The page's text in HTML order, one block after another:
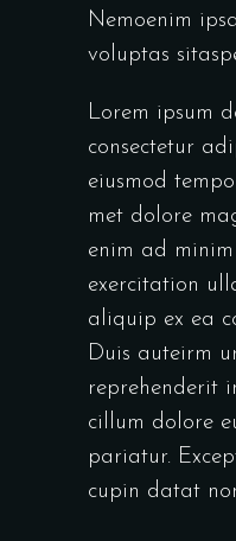
Nemoenim
voluptas
Lorem ipsum
consectetur
eiusmod
met dolore
enim ad
exercitation
aliquip ex ea
Duis auteirm
reprehenderit
cillum dolore
pariatur.
cupin datat